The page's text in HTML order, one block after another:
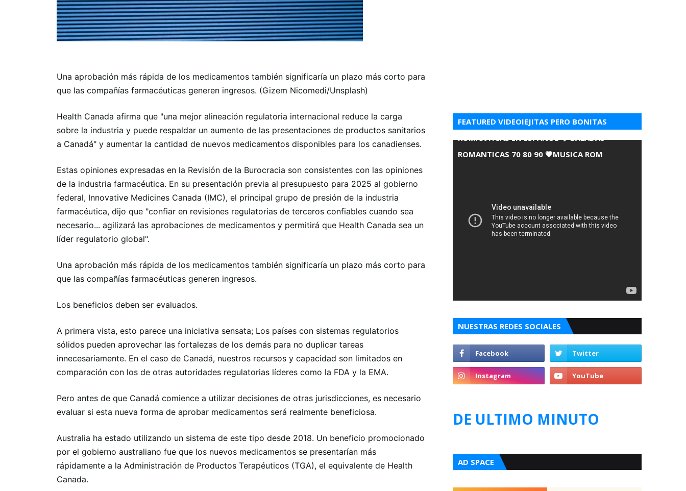
Una aprobación más rápida de los medicamentos también significaría un plazo más corto para
que las compañías farmacéuticas generen ingresos. (Gizem Nicomedi/Unsplash)
Health Canada afirma que "una mejor alineación regulatoria internacional reduce la carga
sobre la industria y puede respaldar un aumento de las presentaciones de productos sanitarios
a Canadá" y aumentar la cantidad de nuevos medicamentos disponibles para los canadienses.
Estas opiniones expresadas en la Revisión de la Burocracia son consistentes con las opiniones
de la industria farmacéutica. En su presentación previa al presupuesto para 2025 al gobierno
federal, Innovative Medicines Canada (IMC), el principal grupo de presión de la industria
farmacéutica, dijo que "confiar en revisiones regulatorias de terceros confiables cuando sea
necesario... agilizará las aprobaciones de medicamentos y permitirá que Health Canada sea un
líder regulatorio global".
Una aprobación más rápida de los medicamentos también significaría un plazo más corto para
que las compañías farmacéuticas generen ingresos.
Los beneficios deben ser evaluados.
A primera vista, esto parece una iniciativa sensata; Los países con sistemas regulatorios
sólidos pueden aprovechar las fortalezas de los demás para no duplicar tareas
innecesariamente. En el caso de Canadá, nuestros recursos y capacidad son limitados en
comparación con los de otras autoridades regulatorias líderes como la FDA y la EMA.
Pero antes de que Canadá comience a utilizar decisiones de otras jurisdicciones, es necesario
evaluar si esta nueva forma de aprobar medicamentos será realmente beneficiosa.
Australia ha estado utilizando un sistema de este tipo desde 2018. Un beneficio promocionado
por el gobierno australiano fue que los nuevos medicamentos se presentarían más
rápidamente a la Administración de Productos Terapéuticos (TGA), el equivalente de Health
Canada.
FEATURED VIDEOIEJITAS PERO BONITAS
ROMANTICAS EN ESPANOL 💘 BALADAS
ROMANTICAS 70 80 90 💗MUSICA ROM
NUESTRAS REDES SOCIALES
DE ULTIMO MINUTO
AD SPACE